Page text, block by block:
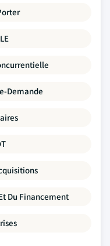
Demande
Du Financement